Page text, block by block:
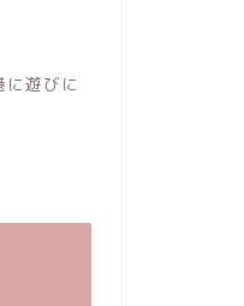
遊びに